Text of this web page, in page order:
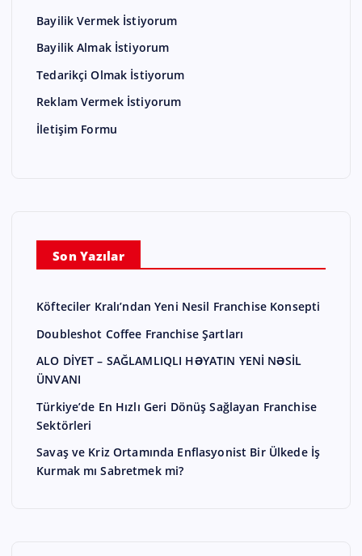
Bayilik Vermek İstiyorum
Bayilik Almak İstiyorum
Tedarikçi Olmak İstiyorum
Reklam Vermek İstiyorum
İletişim Formu
Son Yazılar
Köfteciler Kralı’ndan Yeni Nesil Franchise Konsepti
Doubleshot Coffee Franchise Şartları
ALO DİYET – SAĞLAMLIQLI HƏYATIN YENİ NƏSİL
ÜNVANI
Türkiye’de En Hızlı Geri Dönüş Sağlayan Franchise
Sektörleri
Savaş ve Kriz Ortamında Enflasyonist Bir Ülkede İş
Kurmak mı Sabretmek mi?